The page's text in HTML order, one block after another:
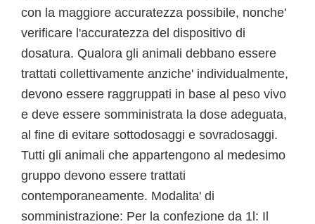
con la maggiore accuratezza possibile, nonche'
verificare l'accuratezza del dispositivo di
dosatura. Qualora gli animali debbano essere
trattati collettivamente anziche' individualmente,
devono essere raggruppati in base al peso vivo
e deve essere somministrata la dose adeguata,
al fine di evitare sottodosaggi e sovradosaggi.
Tutti gli animali che appartengono al medesimo
gruppo devono essere trattati
contemporaneamente. Modalita' di
somministrazione: Per la confezione da 1l: Il